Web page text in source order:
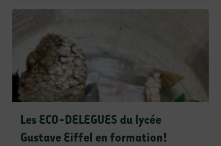
Les ECO-DELEGUES du lycée
Gustave Eiffel en formation!